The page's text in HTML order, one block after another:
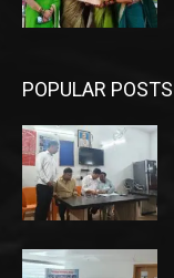
POPULAR POSTS